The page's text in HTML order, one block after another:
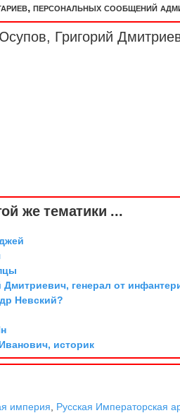
персональных сообщений
Григорий
же тематики ...
генерал от
Невский?
историк
империя Русская Императорская